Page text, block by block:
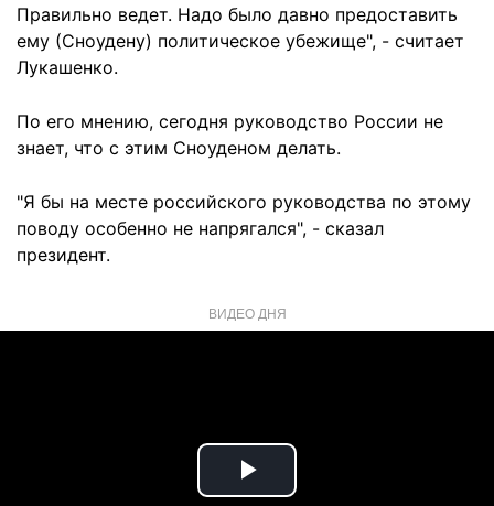
Правильно ведет. Надо было давно предоставить
ему (Сноудену) политическое убежище", - считает
Лукашенко.
По его мнению, сегодня руководство России не
знает, что с этим Сноуденом делать.
"Я бы на месте российского руководства по этому
поводу особенно не напрягался", - сказал
президент.
ВИДЕО ДНЯ
Play